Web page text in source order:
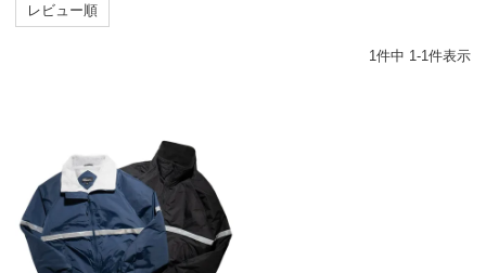
レビュー順
1 件中 1 -1 件表示